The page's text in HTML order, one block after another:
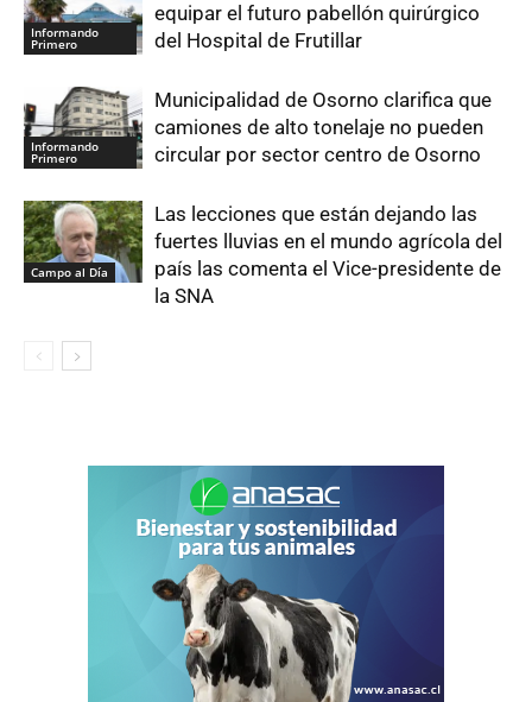
Informando
Primero
equipar el futuro pabellón quirúrgico
del Hospital de Frutillar
Informando
Primero
Municipalidad de Osorno clarifica que
camiones de alto tonelaje no pueden
circular por sector centro de Osorno
Campo al Día
Las lecciones que están dejando las
fuertes lluvias en el mundo agrícola del
país las comenta el Vice-presidente de
la SNA